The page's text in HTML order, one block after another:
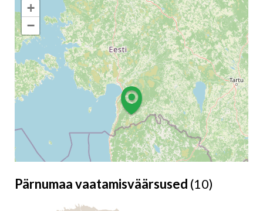
+
−
Pärnumaa vaatamisväärsused (10)